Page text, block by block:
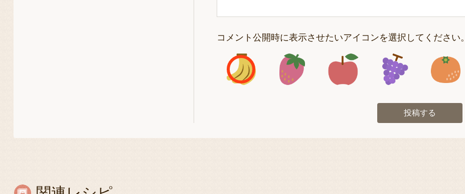
コメント公開時に表示させたいアイコンを選択してください。
アイコン1 アイコン2 アイコン3 アイコン4
投稿する